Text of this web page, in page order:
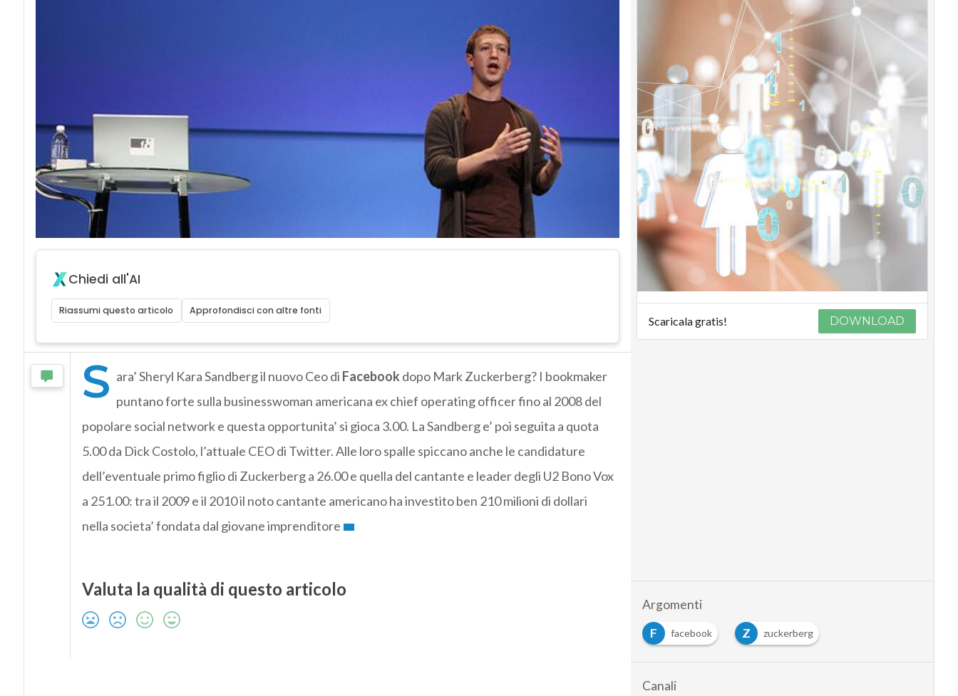
Chiedi all'AI
Riassumi questo articolo Approfondisci con altre fonti
S ara’ Sheryl Kara Sandberg il nuovo Ceo di Facebook dopo Mark Zuckerberg? I bookmaker
puntano forte sulla businesswoman americana ex chief operating officer fino al 2008 del
popolare social network e questa opportunita’ si gioca 3.00. La Sandberg e’ poi seguita a quota
5.00 da Dick Costolo, l’attuale CEO di Twitter. Alle loro spalle spiccano anche le candidature
dell’eventuale primo figlio di Zuckerberg a 26.00 e quella del cantante e leader degli U2 Bono Vox
a 251.00: tra il 2009 e il 2010 il noto cantante americano ha investito ben 210 milioni di dollari
nella societa’ fondata dal giovane imprenditore
Valuta la qualità di questo articolo
Scaricala gratis! DOWNLOAD
Argomenti
F
facebook Z zuckerberg
Canali